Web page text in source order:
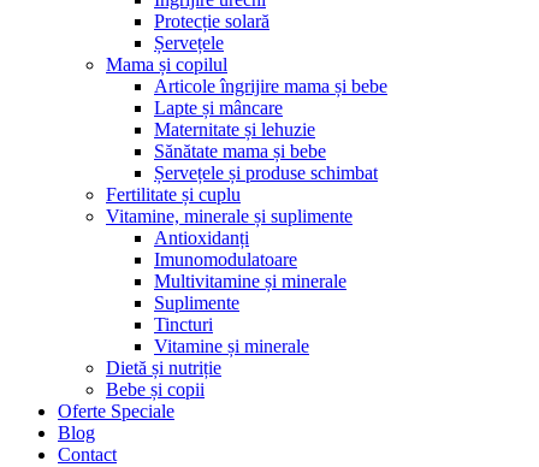
Protecție solară
Șervețele
Mama și copilul
Articole îngrijire mama și bebe
Lapte și mâncare
Maternitate și lehuzie
Sănătate mama și bebe
Șervețele și produse schimbat
Fertilitate și cuplu
Vitamine, minerale și suplimente
Antioxidanți
Imunomodulatoare
Multivitamine și minerale
Suplimente
Tincturi
Vitamine și minerale
Dietă și nutriție
Bebe și copii
Oferte Speciale
Blog
Contact